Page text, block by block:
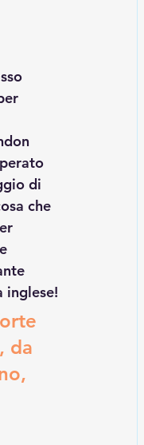
di
che
inglese!
da